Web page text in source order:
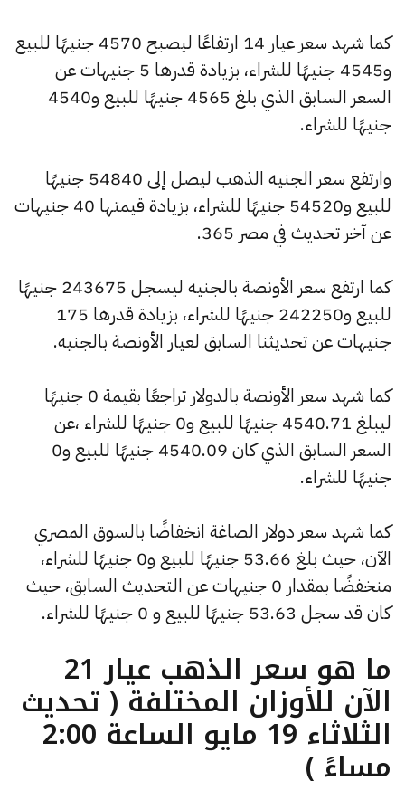
كما شهد سعر عيار 14 ارتفاعًا ليصبح 4570 جنيهًا للبيع
و4545 جنيهًا للشراء، بزيادة قدرها 5 جنيهات عن
السعر السابق الذي بلغ 4565 جنيهًا للبيع و4540
جنيهًا للشراء.
وارتفع سعر الجنيه الذهب ليصل إلى 54840 جنيهًا
للبيع و54520 جنيهًا للشراء، بزيادة قيمتها 40 جنيهات
عن آخر تحديث في مصر 365.
كما ارتفع سعر الأونصة بالجنيه ليسجل 243675 جنيهًا
للبيع و242250 جنيهًا للشراء، بزيادة قدرها 175
جنيهات عن تحديثنا السابق لعيار الأونصة بالجنيه.
كما شهد سعر الأونصة بالدولار تراجعًا بقيمة 0 جنيهًا
ليبلغ 4540.71 جنيهًا للبيع و0 جنيهًا للشراء ،عن
السعر السابق الذي كان 4540.09 جنيهًا للبيع و0
جنيهًا للشراء.
كما شهد سعر دولار الصاغة انخفاضًا بالسوق المصري
الآن، حيث بلغ 53.66 جنيهًا للبيع و0 جنيهًا للشراء،
منخفضًا بمقدار 0 جنيهات عن التحديث السابق، حيث
كان قد سجل 53.63 جنيهًا للبيع و 0 جنيهًا للشراء.
ما هو سعر الذهب عيار 21
الآن للأوزان المختلفة ( تحديث
الثلاثاء 19 مايو الساعة 2:00
مساءً )